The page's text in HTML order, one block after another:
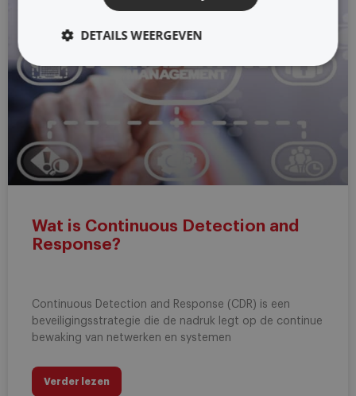
Wat is Continuous Detection and
Response?
Continuous Detection and Response (CDR) is een
beveiligingsstrategie die de nadruk legt op de continue
bewaking van netwerken en systemen
Verder lezen
DETAILS WEERGEVEN